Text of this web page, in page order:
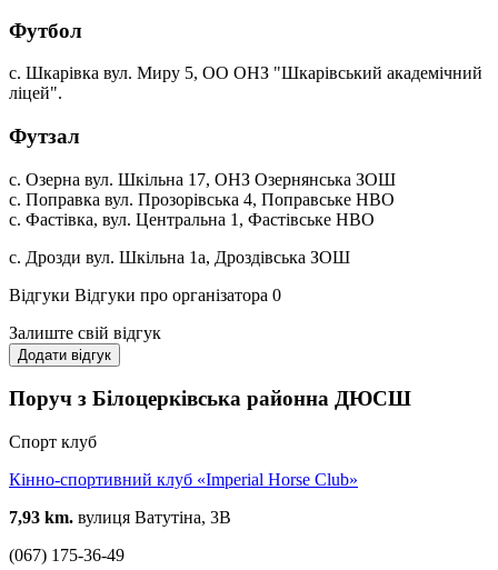
Футбол
с. Шкарівка вул. Миру 5, ОО ОНЗ "Шкарівський академічний
ліцей".
Футзал
с. Озерна вул. Шкільна 17, ОНЗ Озернянська ЗОШ
с. Поправка вул. Прозорівська 4, Поправське НВО
с. Фастівка, вул. Центральна 1, Фастівське НВО
с. Дрозди вул. Шкільна 1а, Дроздівська ЗОШ
Відгуки Відгуки про організатора 0
Залиште свій відгук
Додати відгук
Поруч з Білоцерківська районна ДЮСШ
Спорт клуб
Кінно-спортивний клуб «Imperial Horse Club»
7,93 km. вулиця Ватутіна, 3В
(067) 175-36-49